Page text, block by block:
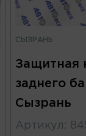
СЫЗРАНЬ
Защитная
заднего
Сызрань
Артикул :